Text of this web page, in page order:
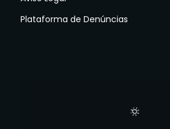
Plataforma de Denúncias